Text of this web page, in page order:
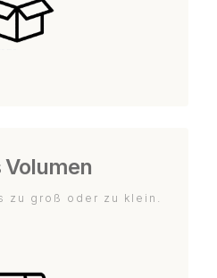
Volumen
zu groß oder zu klein.